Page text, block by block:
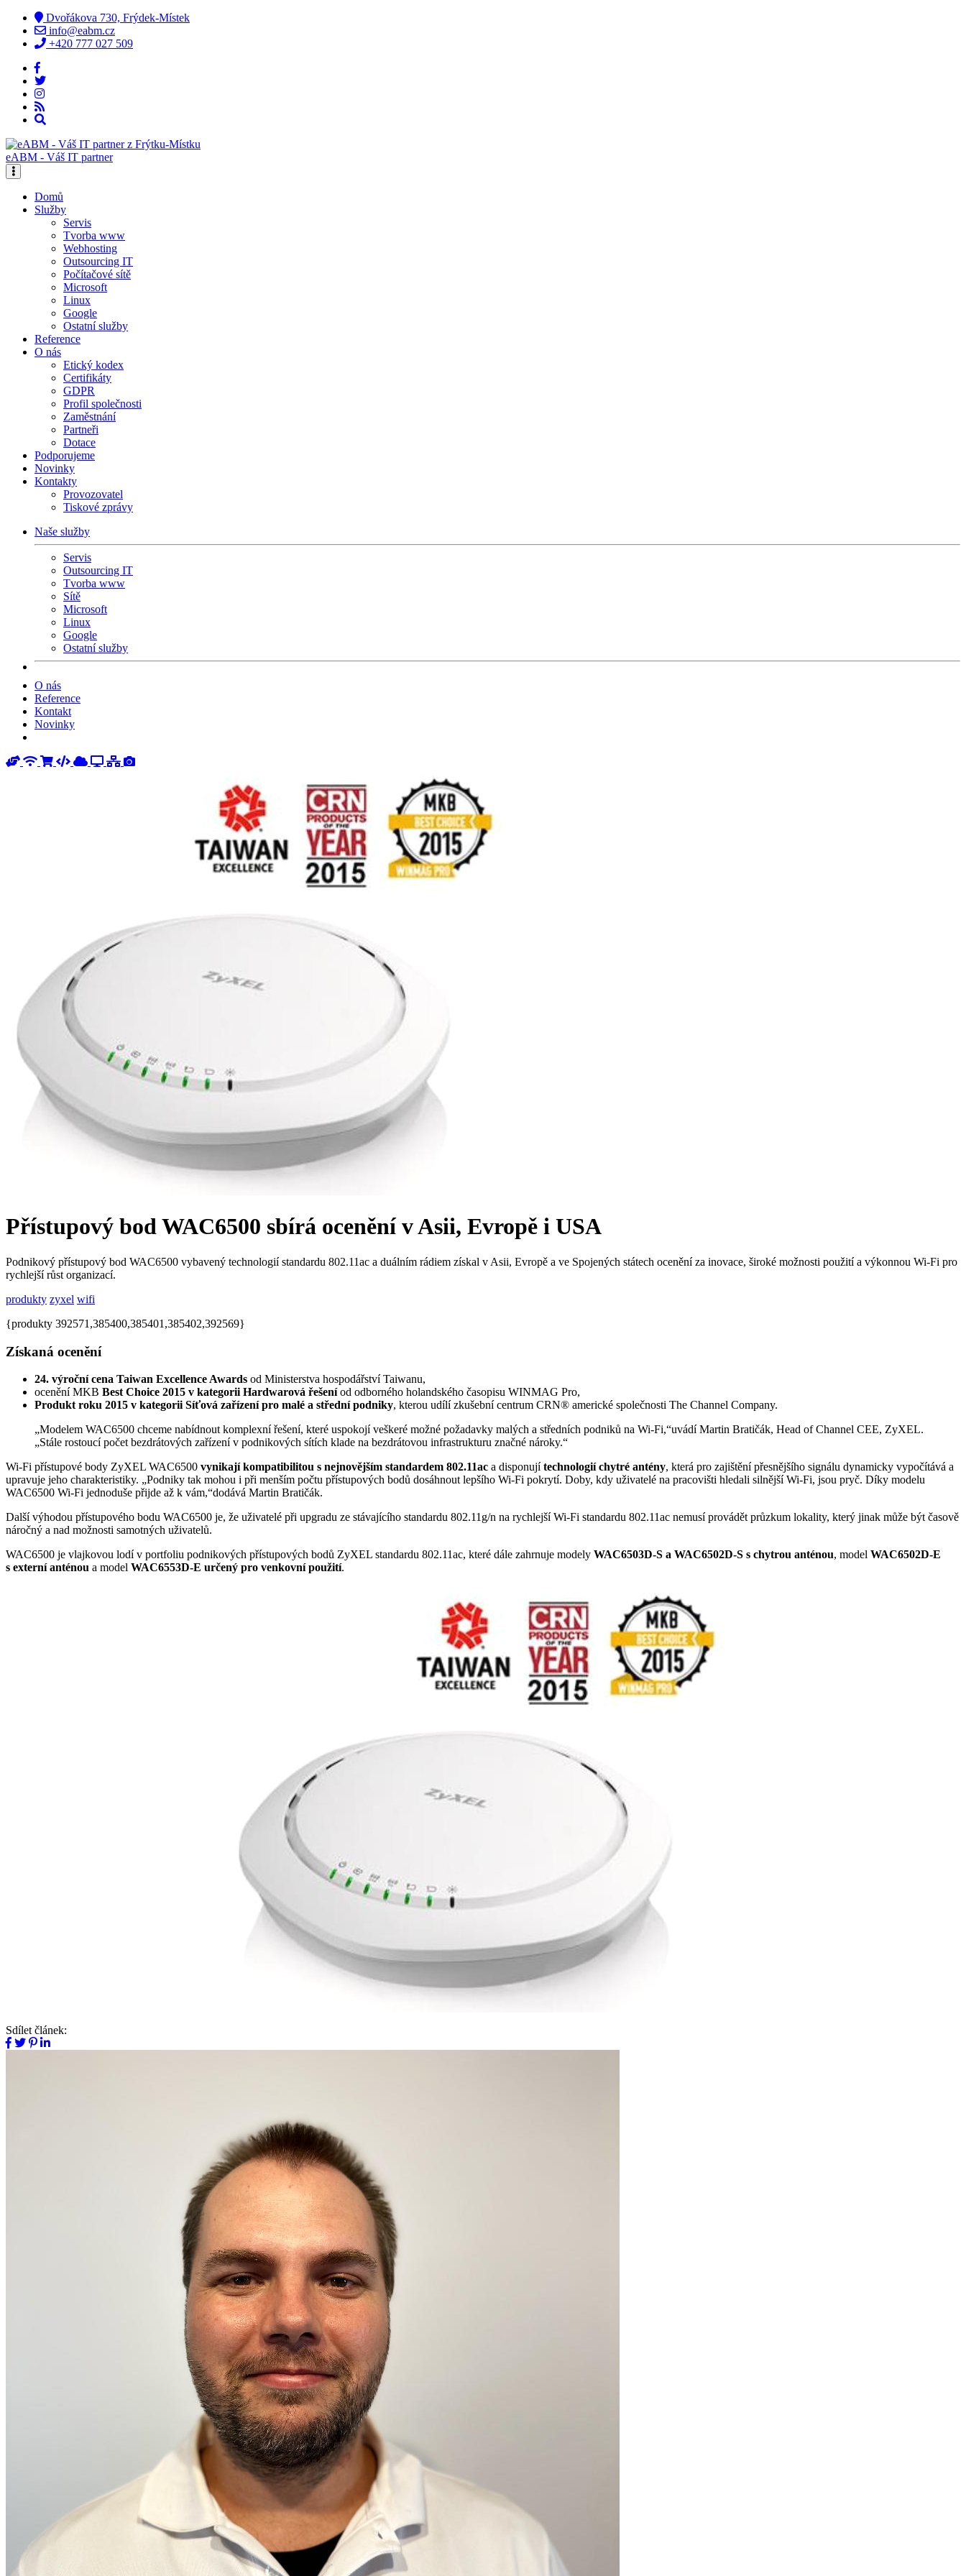
Dvořákova 730, Frýdek-Místek
info@eabm.cz
+420 777 027 509
eABM - Váš IT partner
Domů
Služby
Servis
Tvorba www
Webhosting
Outsourcing IT
Počítačové sítě
Microsoft
Linux
Google
Ostatní služby
Reference
O nás
Etický kodex
Certifikáty
GDPR
Profil společnosti
Zaměstnání
Partneři
Dotace
Podporujeme
Novinky
Kontakty
Provozovatel
Tiskové zprávy
Naše služby
Servis
Outsourcing IT
Tvorba www
Sítě
Microsoft
Linux
Google
Ostatní služby
O nás
Reference
Kontakt
Novinky
Přístupový bod WAC6500 sbírá ocenění v Asii, Evropě i USA
Podnikový přístupový bod WAC6500 vybavený technologií standardu 802.11ac a duálním rádiem získal v Asii, Evropě a ve Spojených státech ocenění za inovace, široké možnosti použití a výkonnou Wi-Fi pro
rychlejší růst organizací.
produkty zyxel wifi
{produkty 392571,385400,385401,385402,392569}
Získaná ocenění
24. výroční cena Taiwan Excellence Awards od Ministerstva hospodářství Taiwanu,
ocenění MKB Best Choice 2015 v kategorii Hardwarová řešeníod odborného holandského časopisu WINMAG Pro,
Produkt roku 2015 v kategorii Síťová zařízení pro malé a střední podniky, kterou udílí zkušební centrum CRN® americké společnosti The Channel Company.
„Modelem WAC6500 chceme nabídnout komplexní řešení, které uspokojí veškeré možné požadavky malých a středních podniků na Wi-Fi,“uvádí Martin Bratičák, Head of Channel CEE, ZyXEL.
„Stále rostoucí počet bezdrátových zařízení v podnikových sítích klade na bezdrátovou infrastrukturu značné nároky.“
Wi-Fi přístupové body ZyXEL WAC6500 vynikají kompatibilitou s nejnovějším standardem 802.11ac a disponujítechnologií chytré antény, která pro zajištění přesnějšího signálu dynamicky vypočítává a
upravuje jeho charakteristiky. „Podniky tak mohou i při menším počtu přístupových bodů dosáhnout lepšího Wi-Fi pokrytí. Doby, kdy uživatelé na pracovišti hledali silnější Wi-Fi, jsou pryč. Díky modelu
WAC6500 Wi-Fi jednoduše přijde až k vám,“dodává Martin Bratičák.
Další výhodou přístupového bodu WAC6500 je, že uživatelé při upgradu ze stávajícího standardu 802.11g/n na rychlejší Wi-Fi standardu 802.11ac nemusí provádět průzkum lokality, který jinak může být časově
náročný a nad možnosti samotných uživatelů.
WAC6500 je vlajkovou lodí v portfoliu podnikových přístupových bodů ZyXEL standardu 802.11ac, které dále zahrnuje modely WAC6503D-S a WAC6502D-S s chytrou anténou, model WAC6502D-E
s externí anténou a model WAC6553D-E určený pro venkovní použití.
Sdílet článek: